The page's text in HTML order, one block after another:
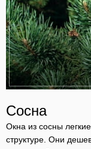
Сосна
Окна из сосны
структуре. Они